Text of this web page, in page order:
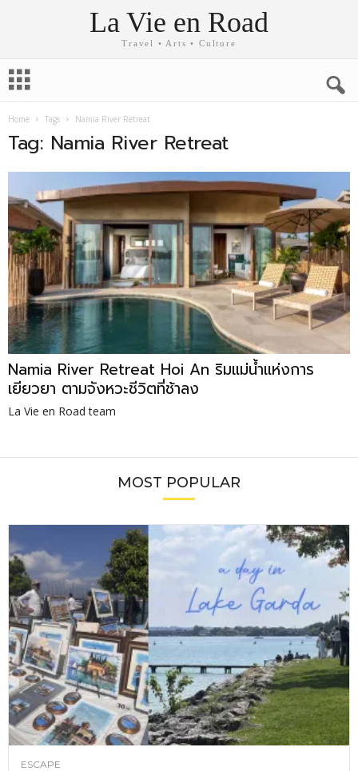
La Vie en Road
Travel • Arts • Culture
Home Tags Namia River Retreat
Tag: Namia River Retreat
Namia River Retreat Hoi An ริมแม่น้ำแห่งการ
เยียวยา ตามจังหวะชีวิตที่ช้าลง
La Vie en Road team
MOST POPULAR
ESCAPE